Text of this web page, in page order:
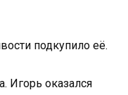
подкупило её.
Игорь оказался